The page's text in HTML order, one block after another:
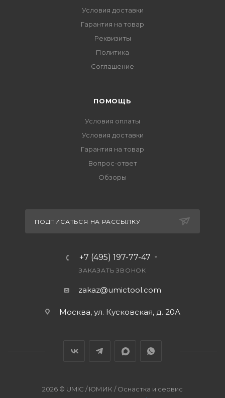
Условия доставки
Гарантия на товар
Реквизиты
Политика
Соглашение
ПОМОЩЬ
Условия оплаты
Условия доставки
Гарантия на товар
Вопрос-ответ
Обзоры
ПОДПИСАТЬСЯ НА РАССЫЛКУ
+7 (495) 197-77-47
ЗАКАЗАТЬ ЗВОНОК
zakaz@umictool.com
Москва, ул. Кусковская, д. 20А
2026 © UMIC / ЮМИК / Оснастка и сервис